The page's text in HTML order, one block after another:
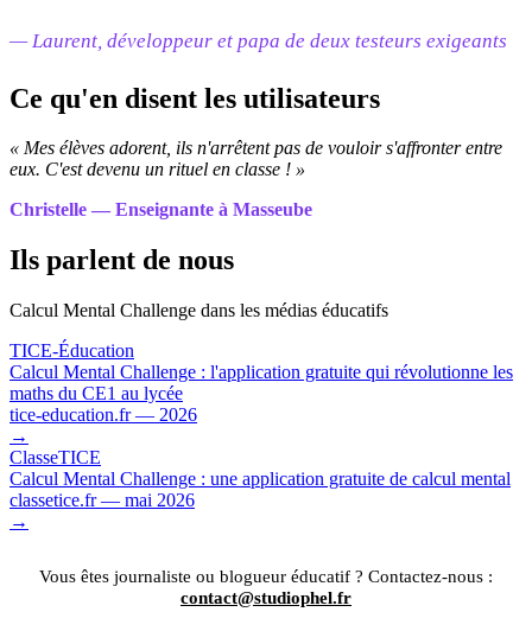
— Laurent, développeur et papa de deux testeurs exigeants
Ce qu'en disent les utilisateurs
« Mes élèves adorent, ils n'arrêtent pas de vouloir s'affronter entre
eux. C'est devenu un rituel en classe ! »
Christelle — Enseignante à Masseube
Ils parlent de nous
Calcul Mental Challenge dans les médias éducatifs
TICE-Éducation
Calcul Mental Challenge : l'application gratuite qui révolutionne les
maths du CE1 au lycée
tice-education.fr — 2026
→
ClasseTICE
Calcul Mental Challenge : une application gratuite de calcul mental
classetice.fr — mai 2026
→
Vous êtes journaliste ou blogueur éducatif ? Contactez-nous :
contact@studiophel.fr